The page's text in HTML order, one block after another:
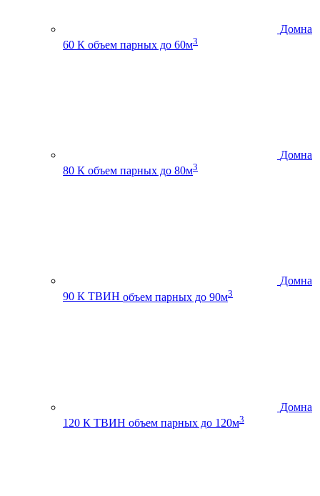
Домна
60 К объем парных до 60м3
Домна
80 К объем парных до 80м3
Домна
90 К ТВИН объем парных до 90м3
Домна
120 К ТВИН объем парных до 120м3